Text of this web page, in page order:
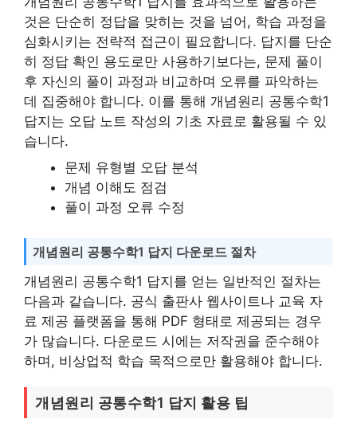
것은 단순히 정답을 맞히는 것을 넘어, 학습 과정을
심화시키는 전략적 접근이 필요합니다. 답지를 단순
히 정답 확인 용도로만 사용하기보다는, 문제 풀이
후 자신의 풀이 과정과 비교하며 오류를 파악하는
데 집중해야 합니다. 이를 통해 개념원리 공통수학1
답지는 오답 노트 작성의 기초 자료로 활용될 수 있
습니다.
문제 유형별 오답 분석
개념 이해도 점검
풀이 과정 오류 수정
개념원리 공통수학1 답지 다운로드 절차
개념원리 공통수학1 답지를 얻는 일반적인 절차는
다음과 같습니다. 공식 출판사 웹사이트나 교육 자
료 제공 플랫폼을 통해 PDF 형태로 제공되는 경우
가 많습니다. 다운로드 시에는 저작권을 준수해야
하며, 비상업적 학습 목적으로만 활용해야 합니다.
개념원리 공통수학1 답지 활용 팁